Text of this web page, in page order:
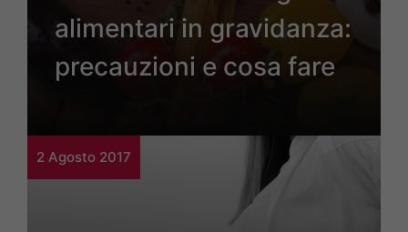
alimentari in gravidanza:
precauzioni e cosa fare
2 Agosto 2017